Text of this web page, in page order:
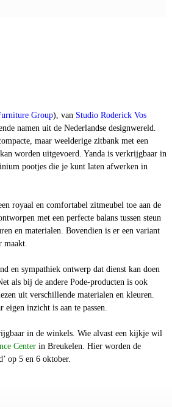
Group), van Studio Roderick Vos
namen uit de Nederlandse designwereld.
maar weelderige zitbank met een
worden uitgevoerd. Yanda is verkrijgbaar in
pootjes die je kunt laten afwerken in
royaal en comfortabel zitmeubel toe aan de
met een perfecte balans tussen steun
en materialen. Bovendien is er een variant
maakt.
en sympathiek ontwerp dat dienst kan doen
als bij de andere Pode-producten is ook
uit verschillende materialen en kleuren.
eigen inzicht is aan te passen.
in de winkels. Wie alvast een kijkje wil
Center in Breukelen. Hier worden de
op 5 en 6 oktober.